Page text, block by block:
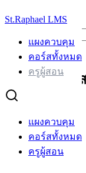
to
St.Raphael LMS
แผงควบคุม
คอร์สทั้งหมด
ครูผู้สอน
แผงควบคุม
คอร์สทั้งหมด
ครูผู้สอน
Search
ทำเนียบครูผู้สอน
ทำเนียบครูผู้
ล้าง
หมวดหมู่